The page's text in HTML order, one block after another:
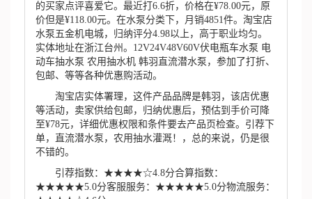
的买家点评喜爱它。最近打6.6折，价格在¥78.00元，原
价但是¥118.00元。在水泵分类下，月销4851件。淘宝店
水泵五金机电城，归纳评分4.98以上，高于职业均匀。
实体地址在浙江台州。12V24V48V60V伏电瓶车水泵 电
动车抽水泵 农用抽水机 韩羽直流潜水泵，参加了打折、
包邮、等等各种优惠购活动。
淘宝店实体署理，这件产品品牌是韩羽，该店优惠
等活动，卖家供给包邮，归纳优惠后，预估到手价可降
至¥78元，详细优惠权限和条件要去产品页检查。引荐下
单，直流潜水泵，农用抽水灌溉！，总的来说，仍是很
不错的。
引荐指数：★★★★☆4.8分合算指数：
★★★★★5.0分客服服务：★★★★★5.0分物流服务：